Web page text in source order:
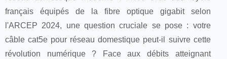
français équipés de la fibre optique gigabit selon
l'ARCEP 2024, une question cruciale se pose : votre
câble cat5e pour réseau domestique peut-il suivre cette
révolution numérique ? Face aux débits atteignant